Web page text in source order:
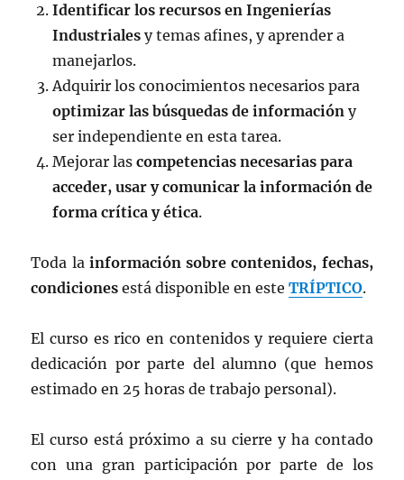
Identificar los recursos en Ingenierías
Industriales y temas afines, y aprender a
manejarlos.
Adquirir los conocimientos necesarios para
optimizar las búsquedas de información y
ser independiente en esta tarea.
Mejorar lascompetencias necesarias para
acceder, usar y comunicar la información de
forma crítica y ética.
Toda la información sobre contenidos, fechas,
condicionesestá disponible en esteTRÍPTICO.
El curso es rico en contenidos y requiere cierta
dedicación por parte del alumno (que hemos
estimado en 25 horas de trabajo personal).
El curso está próximo a su cierre y ha contado
con una gran participación por parte de los